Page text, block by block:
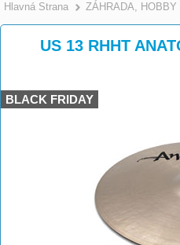
Hlavná Strana >
ZÁHRADA, HOBBY
US 13 RHHT
BLACK FRIDAY